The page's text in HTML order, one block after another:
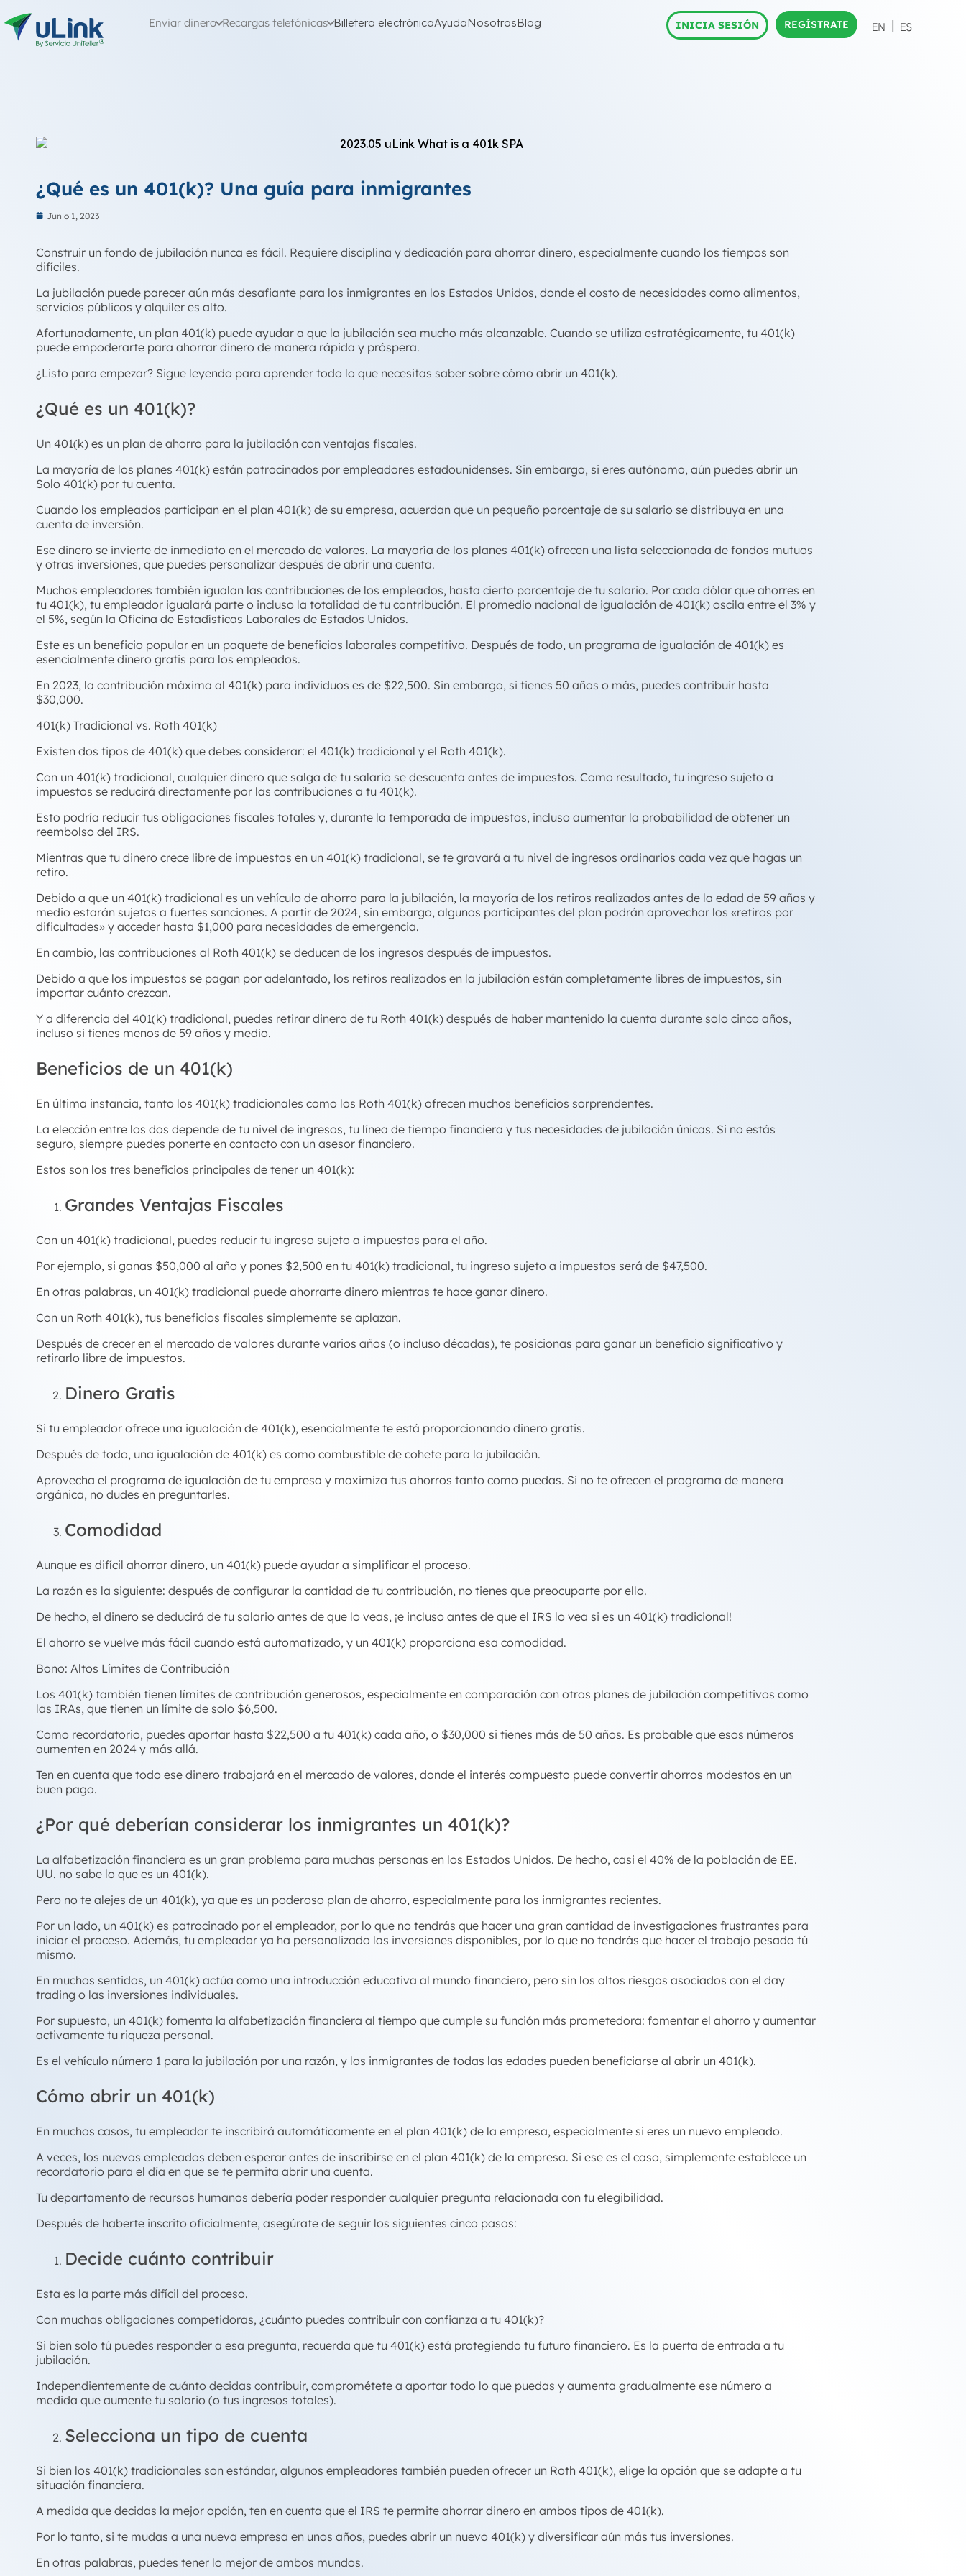
Enviar dinero Recargas telefónicas Billetera electrónicaAyudaNosotrosBlog INICIA SESIÓN REGÍSTRATE
¿Qué es un 401(k)? Una guía para inmigrantes
Junio 1, 2023
Construir un fondo de jubilación nunca es fácil. Requiere disciplina y dedicación para ahorrar dinero, especialmente cuando los tiempos son
difíciles.
La jubilación puede parecer aún más desafiante para los inmigrantes en los Estados Unidos, donde el costo de necesidades como alimentos,
servicios públicos y alquiler es alto.
Afortunadamente, un plan 401(k) puede ayudar a que la jubilación sea mucho más alcanzable. Cuando se utiliza estratégicamente, tu 401(k)
puede empoderarte para ahorrar dinero de manera rápida y próspera.
¿Listo para empezar? Sigue leyendo para aprender todo lo que necesitas saber sobre cómo abrir un 401(k).
¿Qué es un 401(k)?
Un 401(k) es un plan de ahorro para la jubilación con ventajas fiscales.
La mayoría de los planes 401(k) están patrocinados por empleadores estadounidenses. Sin embargo, si eres autónomo, aún puedes abrir un
Solo 401(k) por tu cuenta.
Cuando los empleados participan en el plan 401(k) de su empresa, acuerdan que un pequeño porcentaje de su salario se distribuya en una
cuenta de inversión.
Ese dinero se invierte de inmediato en el mercado de valores. La mayoría de los planes 401(k) ofrecen una lista seleccionada de fondos mutuos
y otras inversiones, que puedes personalizar después de abrir una cuenta.
Muchos empleadores también igualan las contribuciones de los empleados, hasta cierto porcentaje de tu salario. Por cada dólar que ahorres en
tu 401(k), tu empleador igualará parte o incluso la totalidad de tu contribución. El promedio nacional de igualación de 401(k) oscila entre el 3% y
el 5%, según la Oficina de Estadísticas Laborales de Estados Unidos.
Este es un beneficio popular en un paquete de beneficios laborales competitivo. Después de todo, un programa de igualación de 401(k) es
esencialmente dinero gratis para los empleados.
En 2023, la contribución máxima al 401(k) para individuos es de $22,500. Sin embargo, si tienes 50 años o más, puedes contribuir hasta
$30,000.
401(k) Tradicional vs. Roth 401(k)
Existen dos tipos de 401(k) que debes considerar: el 401(k) tradicional y el Roth 401(k).
Con un 401(k) tradicional, cualquier dinero que salga de tu salario se descuenta antes de impuestos. Como resultado, tu ingreso sujeto a
impuestos se reducirá directamente por las contribuciones a tu 401(k).
Esto podría reducir tus obligaciones fiscales totales y, durante la temporada de impuestos, incluso aumentar la probabilidad de obtener un
reembolso del IRS.
Mientras que tu dinero crece libre de impuestos en un 401(k) tradicional, se te gravará a tu nivel de ingresos ordinarios cada vez que hagas un
retiro.
Debido a que un 401(k) tradicional es un vehículo de ahorro para la jubilación, la mayoría de los retiros realizados antes de la edad de 59 años y
medio estarán sujetos a fuertes sanciones. A partir de 2024, sin embargo, algunos participantes del plan podrán aprovechar los «retiros por
dificultades» y acceder hasta $1,000 para necesidades de emergencia.
En cambio, las contribuciones al Roth 401(k) se deducen de los ingresos después de impuestos.
Debido a que los impuestos se pagan por adelantado, los retiros realizados en la jubilación están completamente libres de impuestos, sin
importar cuánto crezcan.
Y a diferencia del 401(k) tradicional, puedes retirar dinero de tu Roth 401(k) después de haber mantenido la cuenta durante solo cinco años,
incluso si tienes menos de 59 años y medio.
Beneficios de un 401(k)
En última instancia, tanto los 401(k) tradicionales como los Roth 401(k) ofrecen muchos beneficios sorprendentes.
La elección entre los dos depende de tu nivel de ingresos, tu línea de tiempo financiera y tus necesidades de jubilación únicas. Si no estás
seguro, siempre puedes ponerte en contacto con un asesor financiero.
Estos son los tres beneficios principales de tener un 401(k):
Grandes Ventajas Fiscales
Con un 401(k) tradicional, puedes reducir tu ingreso sujeto a impuestos para el año.
Por ejemplo, si ganas $50,000 al año y pones $2,500 en tu 401(k) tradicional, tu ingreso sujeto a impuestos será de $47,500.
En otras palabras, un 401(k) tradicional puede ahorrarte dinero mientras te hace ganar dinero.
Con un Roth 401(k), tus beneficios fiscales simplemente se aplazan.
Después de crecer en el mercado de valores durante varios años (o incluso décadas), te posicionas para ganar un beneficio significativo y
retirarlo libre de impuestos.
Dinero Gratis
Si tu empleador ofrece una igualación de 401(k), esencialmente te está proporcionando dinero gratis.
Después de todo, una igualación de 401(k) es como combustible de cohete para la jubilación.
Aprovecha el programa de igualación de tu empresa y maximiza tus ahorros tanto como puedas. Si no te ofrecen el programa de manera
orgánica, no dudes en preguntarles.
Comodidad
Aunque es difícil ahorrar dinero, un 401(k) puede ayudar a simplificar el proceso.
La razón es la siguiente: después de configurar la cantidad de tu contribución, no tienes que preocuparte por ello.
De hecho, el dinero se deducirá de tu salario antes de que lo veas, ¡e incluso antes de que el IRS lo vea si es un 401(k) tradicional!
El ahorro se vuelve más fácil cuando está automatizado, y un 401(k) proporciona esa comodidad.
Bono: Altos Límites de Contribución
Los 401(k) también tienen límites de contribución generosos, especialmente en comparación con otros planes de jubilación competitivos como
las IRAs, que tienen un límite de solo $6,500.
Como recordatorio, puedes aportar hasta $22,500 a tu 401(k) cada año, o $30,000 si tienes más de 50 años. Es probable que esos números
aumenten en 2024 y más allá.
Ten en cuenta que todo ese dinero trabajará en el mercado de valores, donde el interés compuesto puede convertir ahorros modestos en un
buen pago.
¿Por qué deberían considerar los inmigrantes un 401(k)?
La alfabetización financiera es un gran problema para muchas personas en los Estados Unidos. De hecho, casi el 40% de la población de EE.
UU. no sabe lo que es un 401(k).
Pero no te alejes de un 401(k), ya que es un poderoso plan de ahorro, especialmente para los inmigrantes recientes.
Por un lado, un 401(k) es patrocinado por el empleador, por lo que no tendrás que hacer una gran cantidad de investigaciones frustrantes para
iniciar el proceso. Además, tu empleador ya ha personalizado las inversiones disponibles, por lo que no tendrás que hacer el trabajo pesado tú
mismo.
En muchos sentidos, un 401(k) actúa como una introducción educativa al mundo financiero, pero sin los altos riesgos asociados con el day
trading o las inversiones individuales.
Por supuesto, un 401(k) fomenta la alfabetización financiera al tiempo que cumple su función más prometedora: fomentar el ahorro y aumentar
activamente tu riqueza personal.
Es el vehículo número 1 para la jubilación por una razón, y los inmigrantes de todas las edades pueden beneficiarse al abrir un 401(k).
Cómo abrir un 401(k)
En muchos casos, tu empleador te inscribirá automáticamente en el plan 401(k) de la empresa, especialmente si eres un nuevo empleado.
A veces, los nuevos empleados deben esperar antes de inscribirse en el plan 401(k) de la empresa. Si ese es el caso, simplemente establece un
recordatorio para el día en que se te permita abrir una cuenta.
Tu departamento de recursos humanos debería poder responder cualquier pregunta relacionada con tu elegibilidad.
Después de haberte inscrito oficialmente, asegúrate de seguir los siguientes cinco pasos:
Decide cuánto contribuir
Esta es la parte más difícil del proceso.
Con muchas obligaciones competidoras, ¿cuánto puedes contribuir con confianza a tu 401(k)?
Si bien solo tú puedes responder a esa pregunta, recuerda que tu 401(k) está protegiendo tu futuro financiero. Es la puerta de entrada a tu
jubilación.
Independientemente de cuánto decidas contribuir, comprométete a aportar todo lo que puedas y aumenta gradualmente ese número a
medida que aumente tu salario (o tus ingresos totales).
Selecciona un tipo de cuenta
Si bien los 401(k) tradicionales son estándar, algunos empleadores también pueden ofrecer un Roth 401(k), elige la opción que se adapte a tu
situación financiera.
A medida que decidas la mejor opción, ten en cuenta que el IRS te permite ahorrar dinero en ambos tipos de 401(k).
Por lo tanto, si te mudas a una nueva empresa en unos años, puedes abrir un nuevo 401(k) y diversificar aún más tus inversiones.
En otras palabras, puedes tener lo mejor de ambos mundos.